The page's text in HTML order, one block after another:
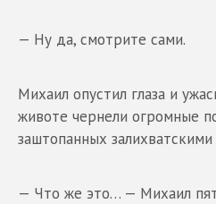
— Ну да, смотрите сами.
Михаил опустил глаза и
животе чернели огромные
заштопанных
— Что же это… — Михаил